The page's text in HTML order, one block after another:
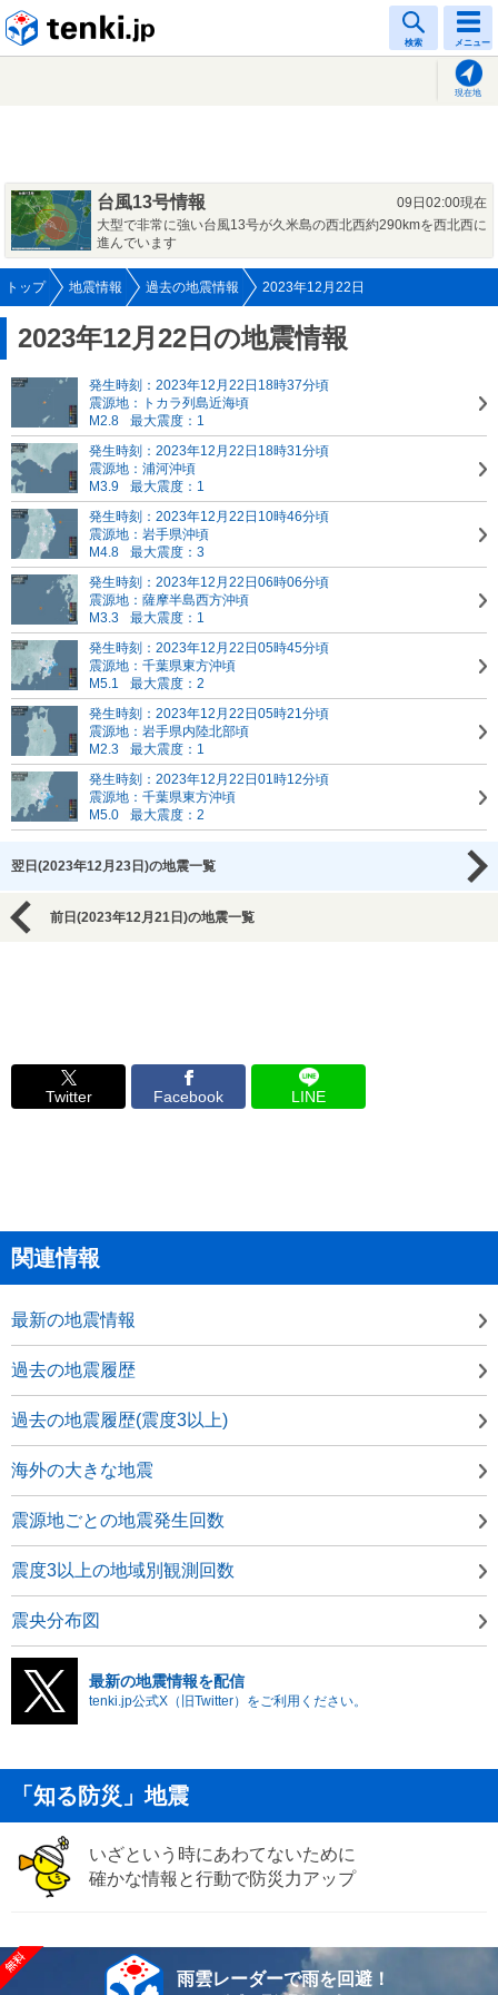
検索 メニュー
現在地
台風13号情報
09日02:00現在
大型で非常に強い台風13号が久米島の西北西約290kmを西北西に
進んでいます
トップ 地震情報 過去の地震情報 2023年12月22日
2023年12月22日の地震情報
発生時刻：2023年12月22日18時37分頃
震源地：トカラ列島近海頃
M2.8
最大震度：1
発生時刻：2023年12月22日18時31分頃
震源地：浦河沖頃
M3.9
最大震度：1
発生時刻：2023年12月22日10時46分頃
震源地：岩手県沖頃
M4.8
最大震度：3
発生時刻：2023年12月22日06時06分頃
震源地：薩摩半島西方沖頃
M3.3
最大震度：1
発生時刻：2023年12月22日05時45分頃
震源地：千葉県東方沖頃
M5.1
最大震度：2
発生時刻：2023年12月22日05時21分頃
震源地：岩手県内陸北部頃
M2.3
最大震度：1
発生時刻：2023年12月22日01時12分頃
震源地：千葉県東方沖頃
M5.0
最大震度：2
翌日(2023年12月23日)の地震一覧
前日(2023年12月21日)の地震一覧
Twitter Facebook LINE
関連情報
最新の地震情報
過去の地震履歴
過去の地震履歴(震度3以上)
海外の大きな地震
震源地ごとの地震発生回数
震度3以上の地域別観測回数
震央分布図
最新の地震情報を配信
tenki.jp公式X（旧Twitter）をご利用ください。
「知る防災」地震
いざという時にあわてないために
確かな情報と行動で防災力アップ
雨雲レーダーで雨を回避！